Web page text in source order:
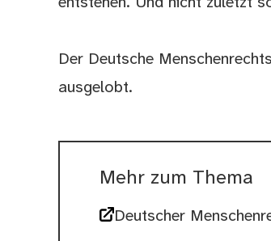
Der Deutsche
ausgelobt.
Mehr zum Thema
Deutscher